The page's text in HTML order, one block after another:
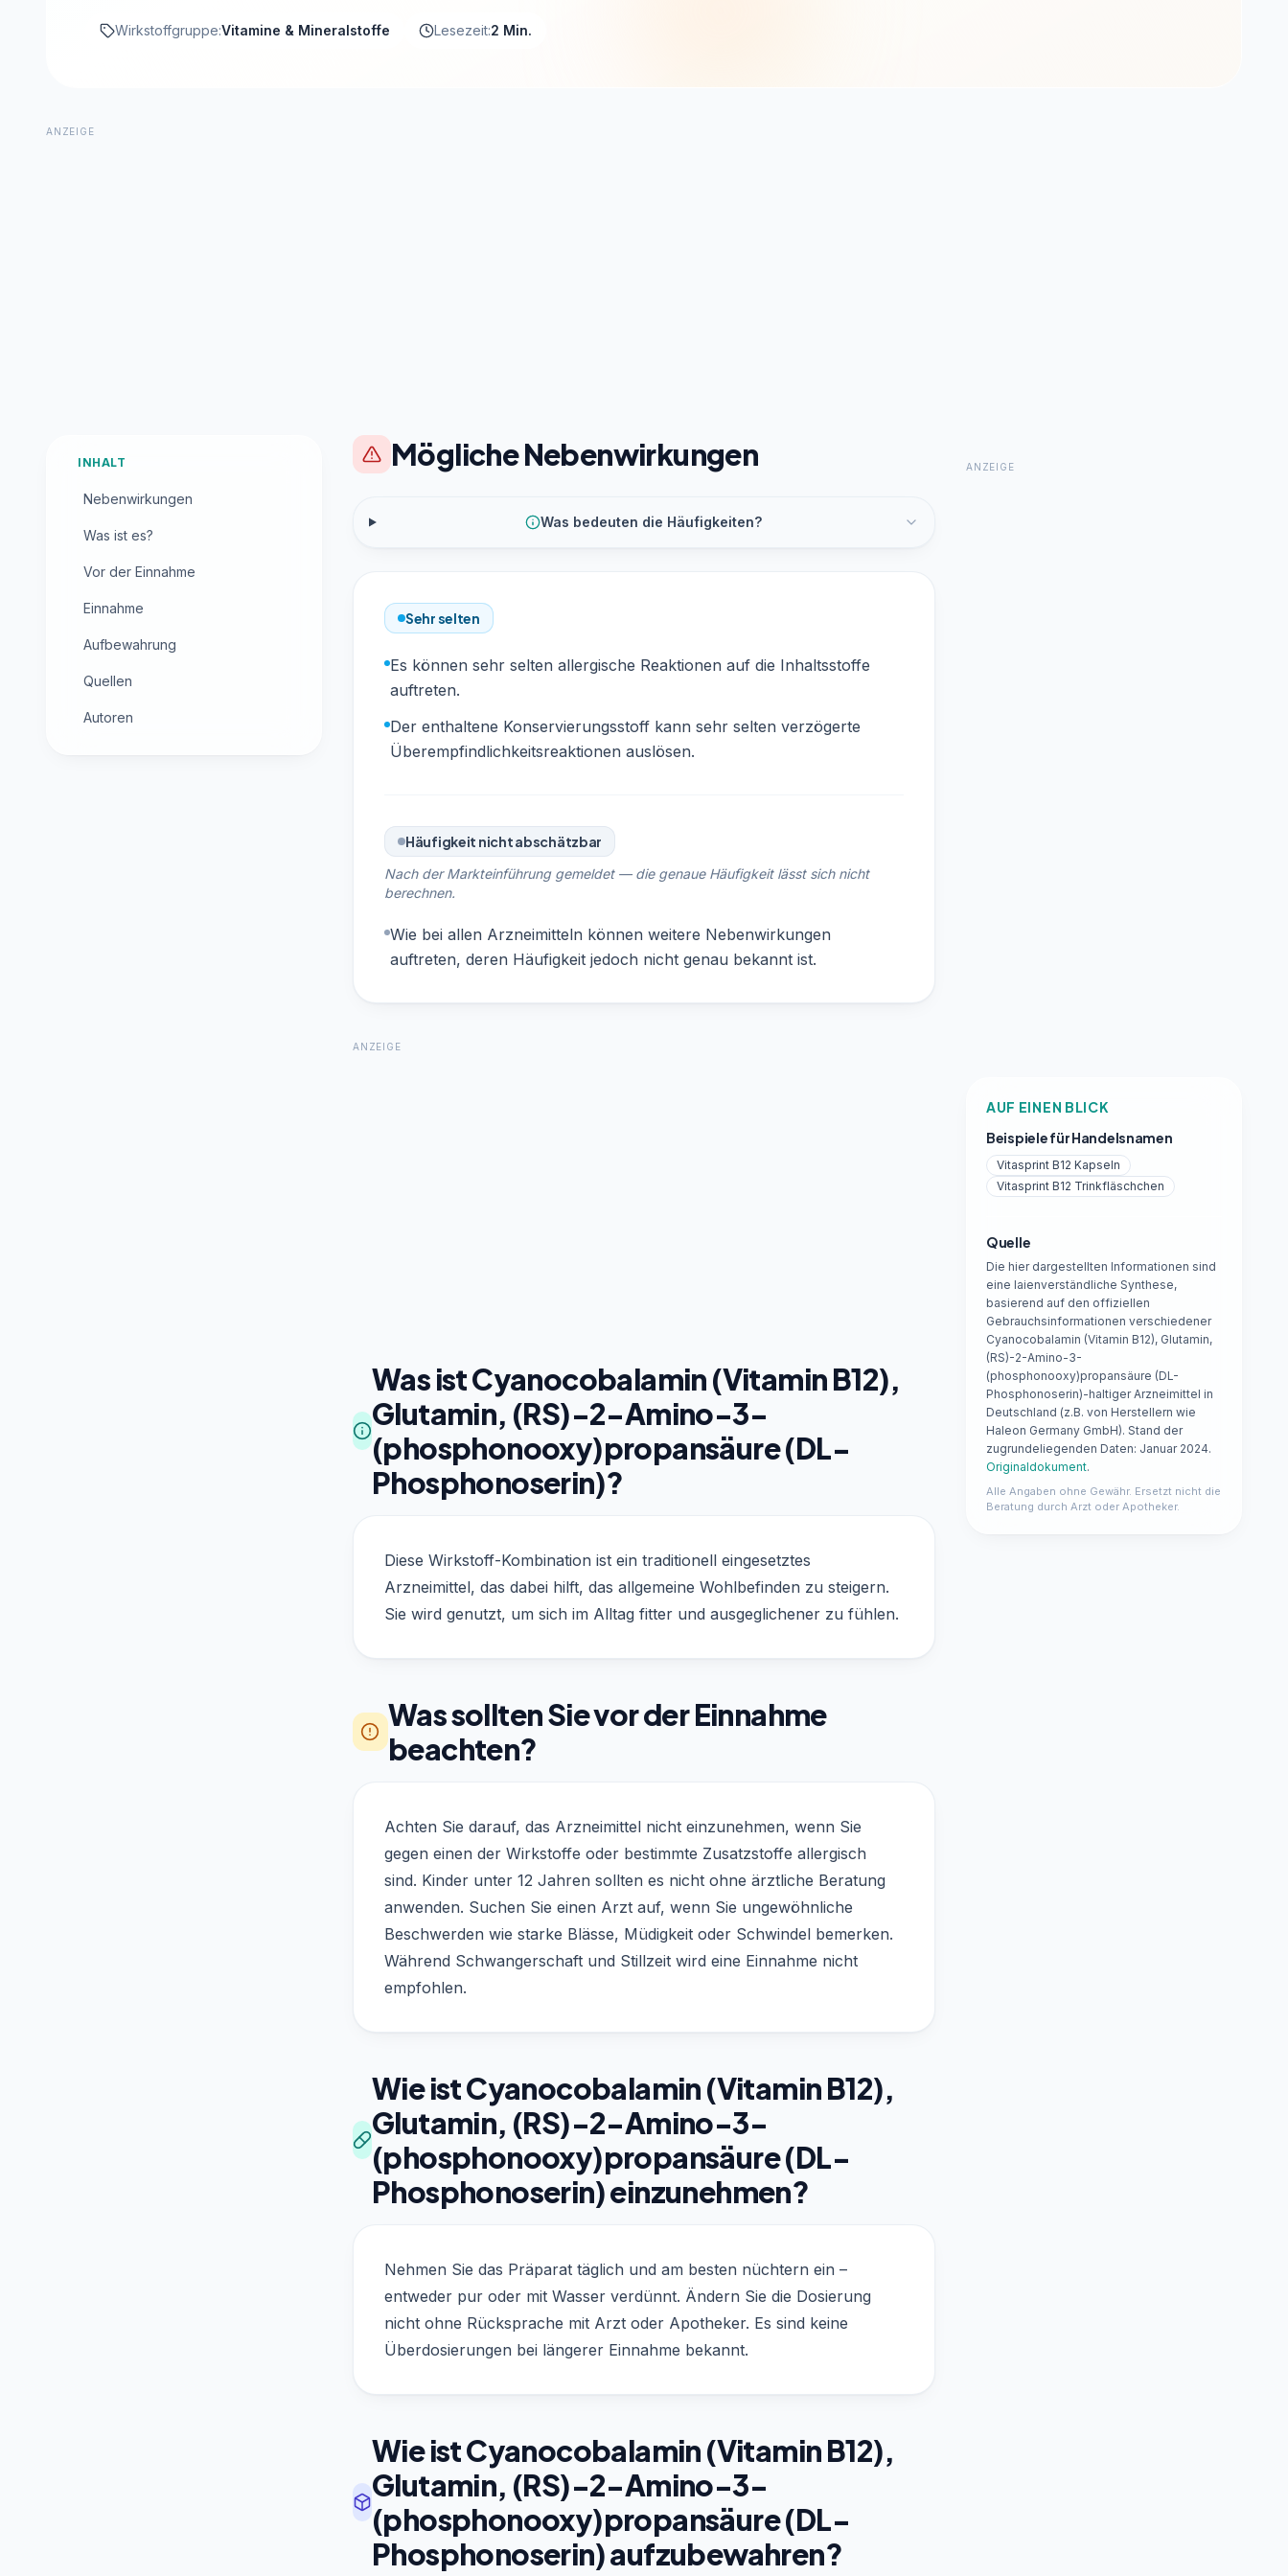
Wirkstoffgruppe:Vitamine & Mineralstoffe Lesezeit:2 Min.
ANZEIGE
INHALT
Nebenwirkungen
Was ist es?
Vor der Einnahme
Einnahme
Aufbewahrung
Quellen
Autoren
Mögliche Nebenwirkungen
Was bedeuten die Häufigkeiten?
Sehr selten
Es können sehr selten allergische Reaktionen auf die Inhaltsstoffe
auftreten.
Der enthaltene Konservierungsstoff kann sehr selten verzögerte
Überempfindlichkeitsreaktionen auslösen.
Häufigkeit nicht abschätzbar
Nach der Markteinführung gemeldet — die genaue Häufigkeit lässt sich nicht
berechnen.
Wie bei allen Arzneimitteln können weitere Nebenwirkungen
auftreten, deren Häufigkeit jedoch nicht genau bekannt ist.
ANZEIGE
Was ist Cyanocobalamin (Vitamin B12),
Glutamin, (RS)-2-Amino-3-
(phosphonooxy)propansäure (DL-
Phosphonoserin)?
Diese Wirkstoff-Kombination ist ein traditionell eingesetztes
Arzneimittel, das dabei hilft, das allgemeine Wohlbefinden zu steigern.
Sie wird genutzt, um sich im Alltag fitter und ausgeglichener zu fühlen.
Was sollten Sie vor der Einnahme
beachten?
Achten Sie darauf, das Arzneimittel nicht einzunehmen, wenn Sie
gegen einen der Wirkstoffe oder bestimmte Zusatzstoffe allergisch
sind. Kinder unter 12 Jahren sollten es nicht ohne ärztliche Beratung
anwenden. Suchen Sie einen Arzt auf, wenn Sie ungewöhnliche
Beschwerden wie starke Blässe, Müdigkeit oder Schwindel bemerken.
Während Schwangerschaft und Stillzeit wird eine Einnahme nicht
empfohlen.
Wie ist Cyanocobalamin (Vitamin B12),
Glutamin, (RS)-2-Amino-3-
(phosphonooxy)propansäure (DL-
Phosphonoserin) einzunehmen?
Nehmen Sie das Präparat täglich und am besten nüchtern ein –
entweder pur oder mit Wasser verdünnt. Ändern Sie die Dosierung
nicht ohne Rücksprache mit Arzt oder Apotheker. Es sind keine
Überdosierungen bei längerer Einnahme bekannt.
Wie ist Cyanocobalamin (Vitamin B12),
Glutamin, (RS)-2-Amino-3-
(phosphonooxy)propansäure (DL-
Phosphonoserin) aufzubewahren?
ANZEIGE
AUF EINEN BLICK
Beispiele für Handelsnamen
Vitasprint B12 Kapseln
Vitasprint B12 Trinkfläschchen
Quelle
Die hier dargestellten Informationen sind
eine laienverständliche Synthese,
basierend auf den offiziellen
Gebrauchsinformationen verschiedener
Cyanocobalamin (Vitamin B12), Glutamin,
(RS)-2-Amino-3-
(phosphonooxy)propansäure (DL-
Phosphonoserin)-haltiger Arzneimittel in
Deutschland (z.B. von Herstellern wie
Haleon Germany GmbH). Stand der
zugrundeliegenden Daten: Januar 2024.
Originaldokument.
Alle Angaben ohne Gewähr. Ersetzt nicht die
Beratung durch Arzt oder Apotheker.